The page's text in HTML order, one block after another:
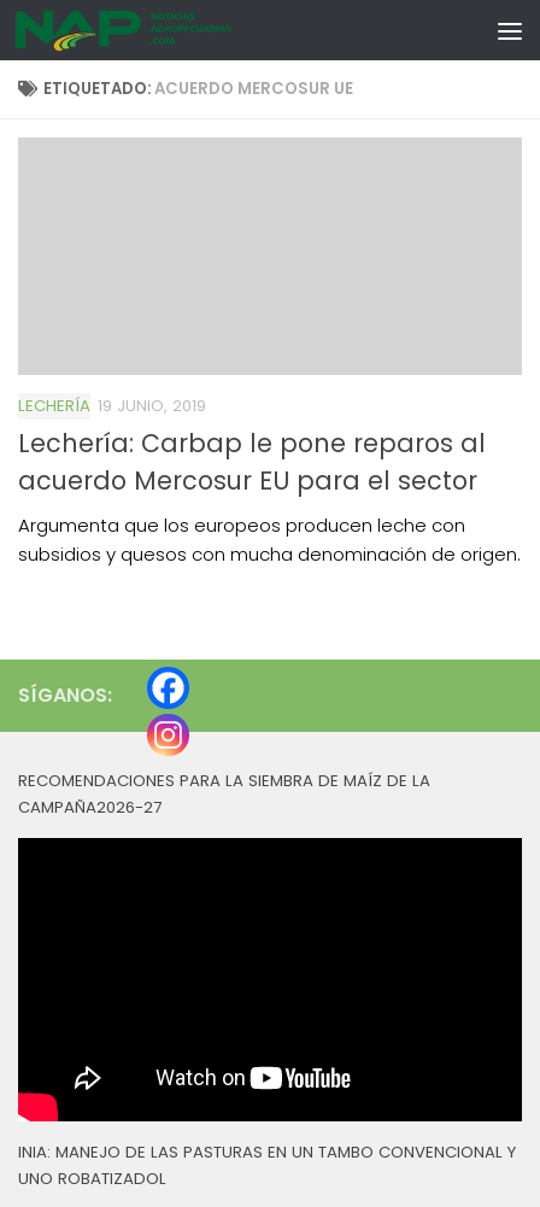
Skip to content
ETIQUETADO:ACUERDO MERCOSUR UE
LECHERÍA 19 JUNIO, 2019
Lechería: Carbap le pone reparos al
acuerdo Mercosur EU para el sector
Argumenta que los europeos producen leche con
subsidios y quesos con mucha denominación de origen.
SÍGANOS:
RECOMENDACIONES PARA LA SIEMBRA DE MAÍZ DE LA
CAMPAÑA2026-27
INIA: MANEJO DE LAS PASTURAS EN UN TAMBO CONVENCIONAL Y
UNO ROBATIZADOL